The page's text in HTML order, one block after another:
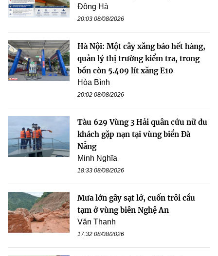
Đông Hà
20:03 08/08/2026
Hà Nội: Một cây xăng báo hết hàng,
quản lý thị trường kiểm tra, trong
bồn còn 5.409 lít xăng E10
Hòa Bình
20:02 08/08/2026
Tàu 629 Vùng 3 Hải quân cứu nữ du
khách gặp nạn tại vùng biển Đà
Nẵng
Minh Nghĩa
18:33 08/08/2026
Mưa lớn gây sạt lở, cuốn trôi cầu
tạm ở vùng biên Nghệ An
Văn Thanh
17:32 08/08/2026